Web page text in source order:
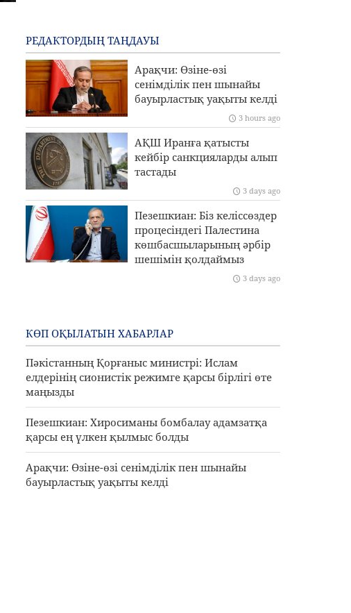
РЕДАКТОРДЫҢ ТАҢДАУЫ
Арақчи: Өзіне-өзі
сенімділік пен шынайы
бауырластық уақыты келді
3 hours ago
АҚШ Иранға қатысты
кейбір санкцияларды алып
тастады
3 days ago
Пезешкиан: Біз келіссөздер
процесіндегі Палестина
көшбасшыларының әрбір
шешімін қолдаймыз
3 days ago
КӨП ОҚЫЛАТЫН ХАБАРЛАР
Пәкістанның Қорғаныс министрі: Ислам
елдерінің сионистік режимге қарсы бірлігі өте
маңызды
Пезешкиан: Хиросиманы бомбалау адамзатқа
қарсы ең үлкен қылмыс болды
Арақчи: Өзіне-өзі сенімділік пен шынайы
бауырластық уақыты келді